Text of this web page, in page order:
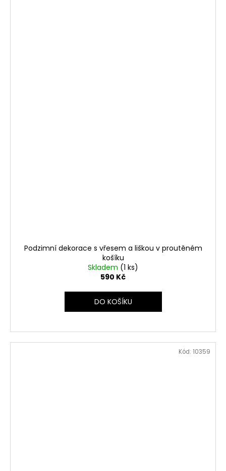
Podzimní dekorace s vřesem a liškou v proutěném
košíku
Skladem (1 ks)
590 Kč
DO KOŠÍKU
Kód: 10359